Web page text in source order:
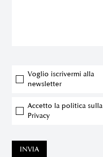
Voglio iscrivermi alla
newsletter
Accetto la politica sulla
Privacy
INVIA